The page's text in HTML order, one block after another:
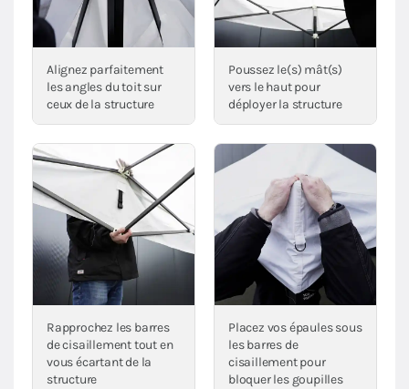
Alignez parfaitement
les angles du toit sur
ceux de la structure
Poussez le(s) mât(s)
vers le haut pour
déployer la structure
Rapprochez les barres
de cisaillement tout en
vous écartant de la
structure
Placez vos épaules sous
les barres de
cisaillement pour
bloquer les goupilles